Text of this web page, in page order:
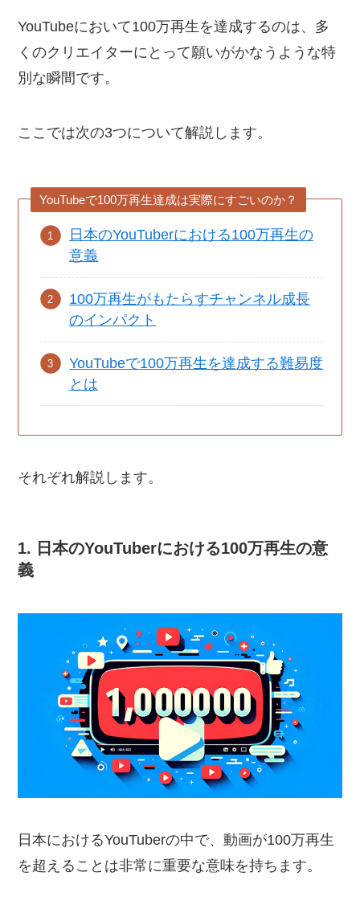
YouTubeにおいて100万再生を達成するのは、多
くのクリエイターにとって願いがかなうような特
別な瞬間です。
ここでは次の3つについて解説します。
YouTubeで100万再生達成は実際にすごいのか？
日本のYouTuberにおける100万再生の
意義
100万再生がもたらすチャンネル成長
のインパクト
YouTubeで100万再生を達成する難易度
とは
それぞれ解説します。
1. 日本のYouTuberにおける100万再生の意
義
日本におけるYouTuberの中で、動画が100万再生
を超えることは非常に重要な意味を持ちます。